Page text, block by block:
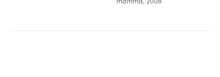
mamma, 2008